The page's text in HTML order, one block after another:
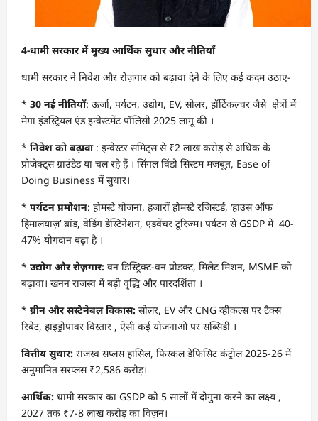
4-धामी सरकार में मुख्य आर्थिक सुधार और नीतियाँ
धामी सरकार ने निवेश और रोज़गार को बढ़ावा देने के लिए कई कदम उठाए-
* 30 नई नीतियाँ: ऊर्जा, पर्यटन, उद्योग, EV, सोलर, हॉर्टिकल्चर जैसे क्षेत्रों में
मेगा इंडस्ट्रियल एंड इन्वेस्टमेंट पॉलिसी 2025 लागू की ।
* निवेश को बढ़ावा: इन्वेस्टर समिट्स से ₹2 लाख करोड़ से अधिक के
प्रोजेक्ट्स ग्राउंडेड या चल रहे हैं । सिंगल विंडो सिस्टम मजबूत, Ease of
Doing Business में सुधार।
* पर्यटन प्रमोशन: होमस्टे योजना, हजारों होमस्टे रजिस्टर्ड, ‘हाउस ऑफ
हिमालयाज़’ ब्रांड, वेडिंग डेस्टिनेशन, एडवेंचर टूरिज्म। पर्यटन से GSDP में 40-
47% योगदान बढ़ा है ।
* उद्योग और रोज़गार: वन डिस्ट्रिक्ट-वन प्रोडक्ट, मिलेट मिशन, MSME को
बढ़ावा। खनन राजस्व में बड़ी वृद्धि और पारदर्शिता ।
* ग्रीन और सस्टेनेबल विकास: सोलर, EV और CNG व्हीकल्स पर टैक्स
रिबेट, हाइड्रोपावर विस्तार , ऐसी कई योजनाओं पर सब्सिडी ।
वित्तीय सुधार: राजस्व सप्लस हासिल, फिस्कल डेफिसिट कंट्रोल 2025-26 में
अनुमानित सरप्लस ₹2,586 करोड़।
आर्थिक: धामी सरकार का GSDP को 5 सालों में दोगुना करने का लक्ष्य ,
2027 तक ₹7-8 लाख करोड़ का विज़न।